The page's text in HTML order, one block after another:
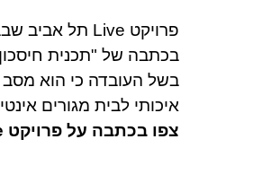
פרויקט Live תל אביב שבבעלותם של
בשל העובדה כי הוא מסב
איכותי לבית מגורים
צפו בכתבה על פרויקט Live תל אביב: